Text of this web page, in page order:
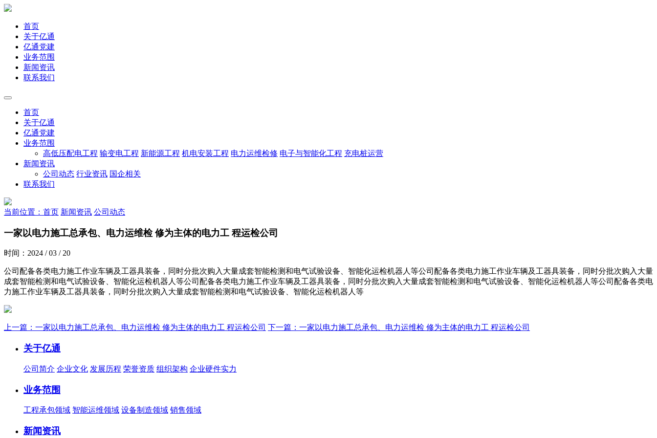
首页
关于亿通
亿通党建
业务范围
新闻资讯
联系我们
首页
关于亿通
亿通党建
业务范围
高低压配电工程 输变电工程 新能源工程 机电安装工程 电力运维检修 电子与智能化工程 充电桩运营
新闻资讯
公司动态 行业资讯 国企相关
联系我们
当前位置：首页 新闻资讯 公司动态
一家以电力施工总承包、电力运维检 修为主体的电力工 程运检公司
时间：2024 / 03 / 20
公司配备各类电力施工作业车辆及工器具装备，同时分批次购入大量成套智能检测和电气试验设备、智能化运检机器人等公司配备各类电力施工作业车辆及工器具装备，同时分批次购入大量
成套智能检测和电气试验设备、智能化运检机器人等公司配备各类电力施工作业车辆及工器具装备，同时分批次购入大量成套智能检测和电气试验设备、智能化运检机器人等公司配备各类电
力施工作业车辆及工器具装备，同时分批次购入大量成套智能检测和电气试验设备、智能化运检机器人等
上一篇：一家以电力施工总承包、电力运维检 修为主体的电力工 程运检公司 下一篇：一家以电力施工总承包、电力运维检 修为主体的电力工 程运检公司
关于亿通
公司简介 企业文化 发展历程 荣誉资质 组织架构 企业硬件实力
业务范围
工程承包领域 智能运维领域 设备制造领域 销售领域
新闻资讯